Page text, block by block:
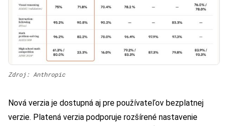
Zdroj: Anthropic
Nová verzia je dostupná aj pre používateľov bezplatnej
verzie. Platená verzia podporuje rozšírené nastavenie